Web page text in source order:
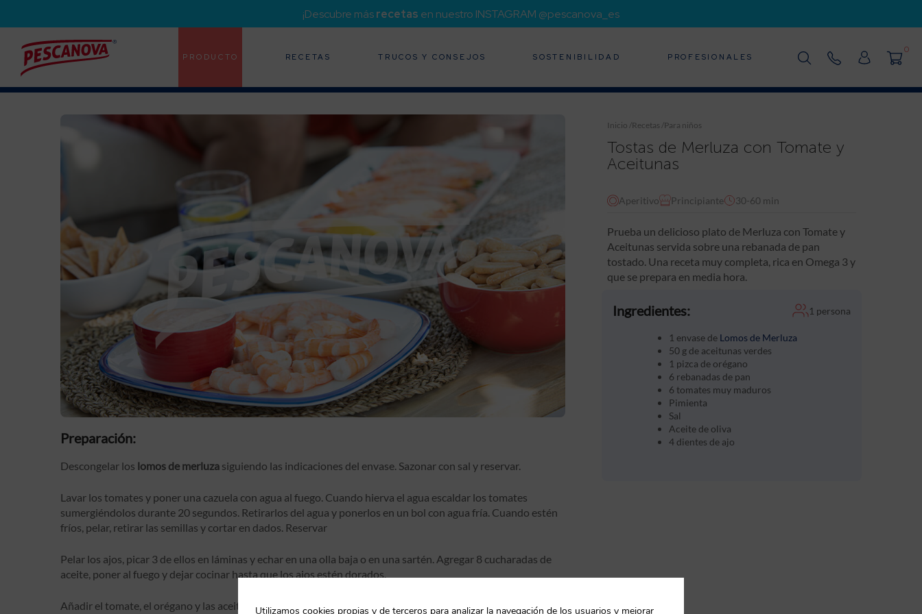
¡Descubre másrecetas en nuestro INSTAGRAM @pescanova_es
PRODUCTO RECETAS TRUCOS Y CONSEJOS SOSTENIBILIDAD PROFESIONALES
0
Inicio/Recetas/Para niños
Tostas de Merluza con Tomate y
Aceitunas
Aperitivo Principiante 30-60 min
Prueba un delicioso plato de Merluza con Tomate y
Aceitunas servida sobre una rebanada de pan
tostado. Una receta muy completa, rica en Omega 3 y
que se prepara en media hora.
Ingredientes: 1 persona
1 envase de Lomos de Merluza
50 g de aceitunas verdes
1 pizca de orégano
6 rebanadas de pan
6 tomates muy maduros
Pimienta
Sal
Aceite de oliva
4 dientes de ajo
Preparación:
Descongelar los lomos de merluza siguiendo las indicaciones del envase. Sazonar con sal y reservar.
Lavar los tomates y poner una cazuela con agua al fuego. Cuando hierva el agua escaldar los tomates
sumergiéndolos durante 20 segundos. Retirarlos del agua y ponerlos en un bol con agua fría. Cuando estén
fríos, pelar, retirar las semillas y cortar en dados. Reservar
Pelar los ajos, picar 3 de ellos en láminas y echar en una olla baja o en una sartén. Agregar 8 cucharadas de
aceite, poner al fuego y dejar cocinar hasta que los ajos estén dorados.
Añadir el tomate, el orégano y las aceitunas. Salpimentar. Dejar cocinar durante 10 minutos y revolver de vez en
Utilizamos cookies propias y de terceros para analizar la navegación de los usuarios y mejorar